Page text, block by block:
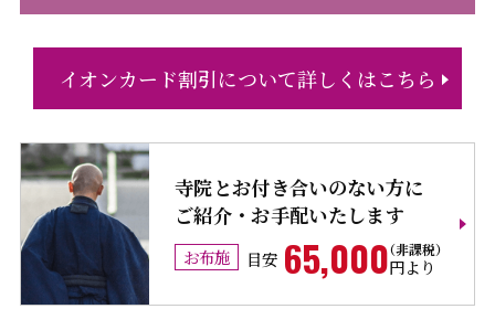
イオンカード割引について詳しくはこちら
寺院とお付き合いのない方に
ご紹介・お手配いたします
お布施 目安 65,000円より